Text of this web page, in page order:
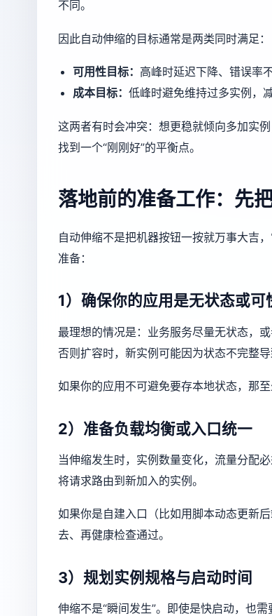
不同。
因此自动伸缩的目标通常是两类同时满足：
可用性目标： 高峰时延迟下降、错误率
成本目标： 低峰时避免维持过多实例，
这两者有时会冲突：想更稳就倾向多加实
找到一个“刚刚好”的平衡点。
落地前的准备工作：先
自动伸缩不是把机器按钮一按就万事大吉
准备：
1）确保你的应用是无状态或可
最理想的情况是：业务服务尽量无状态，
否则扩容时，新实例可能因为状态不完整导
如果你的应用不可避免要存本地状态，那
2）准备负载均衡或入口统一
当伸缩发生时，实例数量变化，流量分配
将请求路由到新加入的实例。
如果你是自建入口（比如用脚本动态更新
去、再健康检查通过。
3）规划实例规格与启动时间
伸缩不是“瞬间发生”。即使是快启动，也